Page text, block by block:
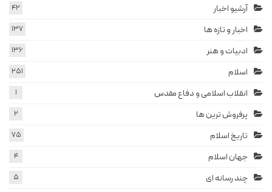
آرشیو اخبار 42
اخبار و تازه ها 137
ادبیات و هنر 136
اسلام 251
انقلاب اسلامی و دفاع مقدس 1
پرفروش ترین ها 2
تاریخ اسلام 75
جهان اسلام 4
چند رسانه ای 5